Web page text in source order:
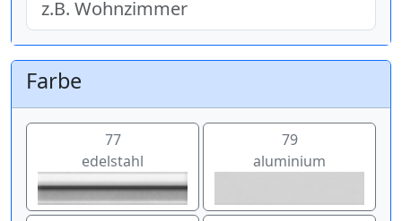
Farbe
77
edelstahl
79
aluminium